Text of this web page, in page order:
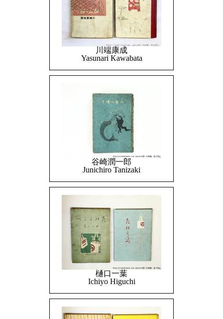
川端康成
Yasunari Kawabata
谷崎潤一郎
Junichiro Tanizaki
樋口一葉
Ichiyo Higuchi